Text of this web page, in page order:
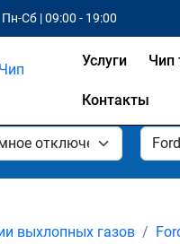
Пн-Сб | 09:00 - 19:00
Услуги Чип
Контакты
выхлопных газов